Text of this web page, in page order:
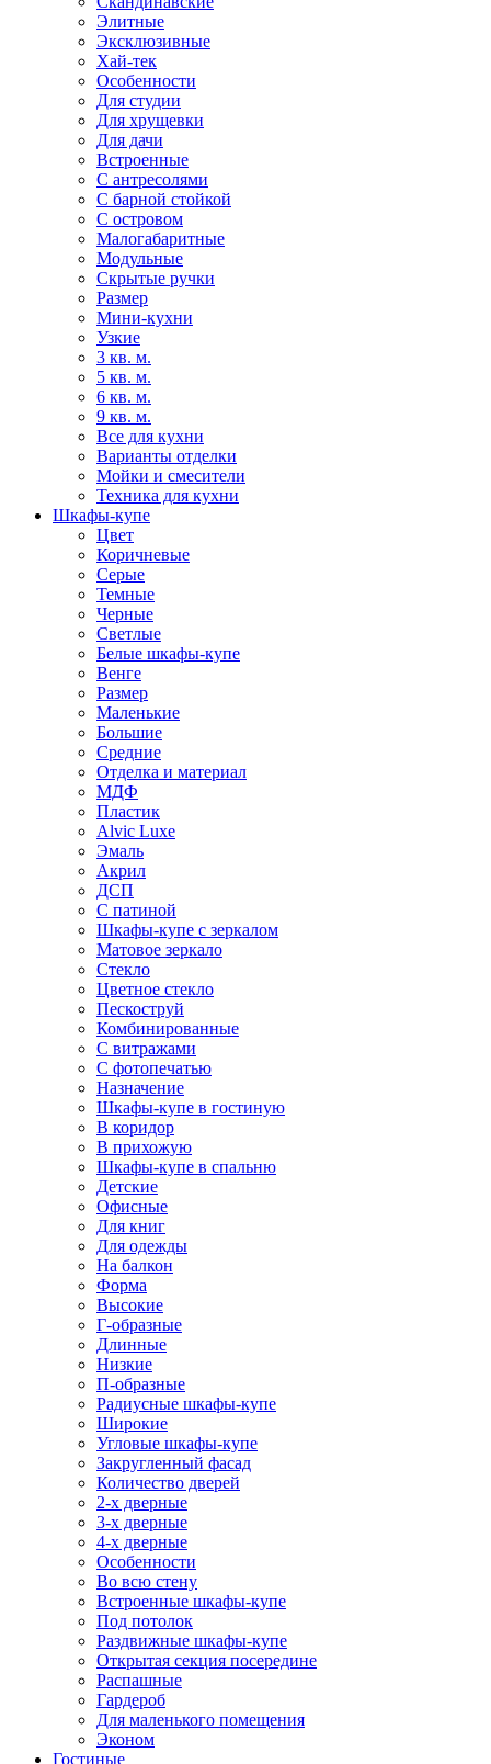
Элитные
Эксклюзивные
Хай-тек
Особенности
Для студии
Для хрущевки
Для дачи
Встроенные
С антресолями
С барной стойкой
С островом
Малогабаритные
Модульные
Скрытые ручки
Размер
Мини-кухни
Узкие
3 кв. м.
5 кв. м.
6 кв. м.
9 кв. м.
Все для кухни
Варианты отделки
Мойки и смесители
Техника для кухни
Шкафы-купе
Цвет
Коричневые
Серые
Темные
Черные
Светлые
Белые шкафы-купе
Венге
Размер
Маленькие
Большие
Средние
Отделка и материал
МДФ
Пластик
Alvic Luxe
Эмаль
Акрил
ДСП
С патиной
Шкафы-купе с зеркалом
Матовое зеркало
Стекло
Цветное стекло
Пескоструй
Комбинированные
С витражами
С фотопечатью
Назначение
Шкафы-купе в гостиную
В коридор
В прихожую
Шкафы-купе в спальню
Детские
Офисные
Для книг
Для одежды
На балкон
Форма
Высокие
Г-образные
Длинные
Низкие
П-образные
Радиусные шкафы-купе
Широкие
Угловые шкафы-купе
Закругленный фасад
Количество дверей
2-х дверные
3-х дверные
4-х дверные
Особенности
Во всю стену
Встроенные шкафы-купе
Под потолок
Раздвижные шкафы-купе
Открытая секция посередине
Распашные
Гардероб
Для маленького помещения
Эконом
Гостиные